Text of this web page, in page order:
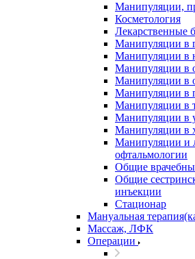
Манипуляции,
Косметология
Лекарственные
Манипуляции в
Манипуляции в
Манипуляции в
Манипуляции в
Манипуляции в
Манипуляции в
Манипуляции в
Манипуляции в
Манипуляции и
офтальмологии
Общие
Общие
инъекции
Стационар
Мануальная
Массаж, ЛФК
Операции